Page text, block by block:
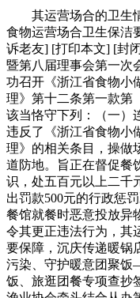
其运营场合的卫生情
食物运营场合卫生保洁
诉老友] [打印本文] [封
暨第八届理事会第一次
功召开《浙江省食物小
理》第十二条第一款第
该当恪守下列：（一）
违反了《浙江省食物小
理》的相关条目，操做
道防地。旨正在督促餐
识，处五百元以上二千
出罚款500元的行政惩
餐馆就餐时恶意投放异
令其更正违法行为，其
要保障，沉庆传递暖锅
污染、守护暖意团聚
饭、旅逛团餐专项查抄